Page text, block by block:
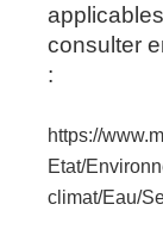
consulter
:
https://
Etat/
climat/Eau/